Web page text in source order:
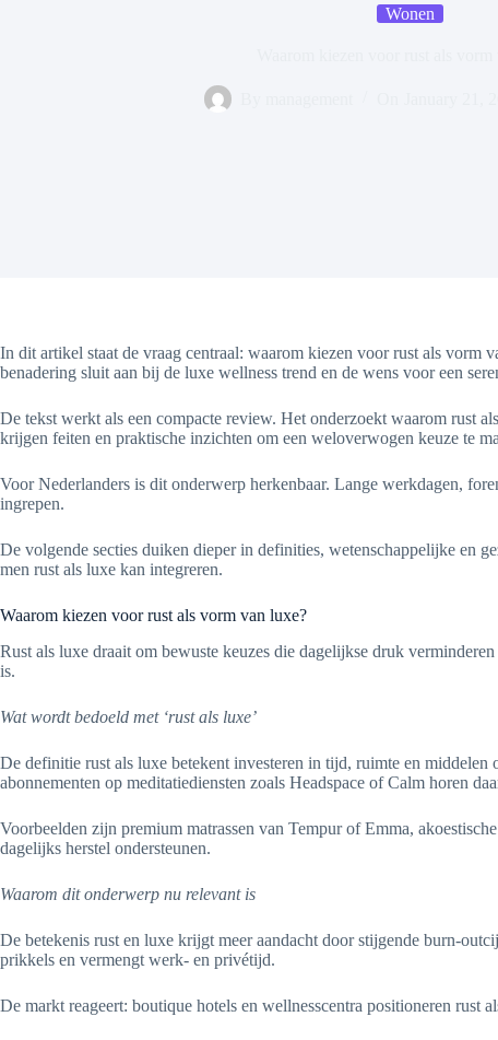
Wonen
In dit artikel staat de vraag centraal: waarom kiezen voor rust als vorm
benadering sluit aan bij de luxe wellness trend en de wens voor een
De tekst werkt als een compacte review. Het onderzoekt waarom rust
krijgen feiten en praktische inzichten om een weloverwogen keuze te
Voor Nederlanders is dit onderwerp herkenbaar. Lange werkdagen,
ingrepen.
De volgende secties duiken dieper in definities, wetenschappelijke en
men rust als luxe kan integreren.
Waarom kiezen voor rust als vorm van luxe?
Rust als luxe draait om bewuste keuzes die dagelijkse druk
is.
Wat wordt bedoeld met ‘rust als luxe’
De definitie rust als luxe betekent investeren in tijd, ruimte en
abonnementen op meditatiediensten zoals Headspace of Calm horen
Voorbeelden zijn premium matrassen van Tempur of Emma,
dagelijks herstel ondersteunen.
Waarom dit onderwerp nu relevant is
De betekenis rust en luxe krijgt meer aandacht door stijgende burn-
prikkels en vermengt werk- en privétijd.
De markt reageert: boutique hotels en wellnesscentra positioneren rust